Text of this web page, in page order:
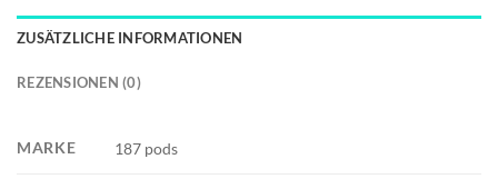
ZUSÄTZLICHE INFORMATIONEN
REZENSIONEN (0)
MARKE 187 pods